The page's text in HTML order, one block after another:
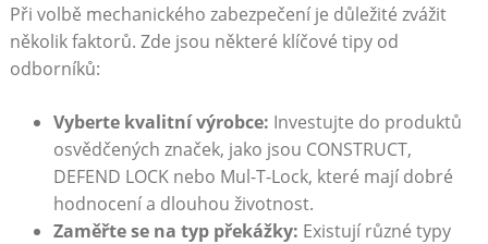
Při volbě mechanického zabezpečení je důležité zvážit
několik faktorů. Zde jsou některé klíčové tipy od
odborníků:
Vyberte kvalitní výrobce: Investujte do produktů
osvědčených značek, jako jsou CONSTRUCT,
DEFEND LOCK nebo Mul-T-Lock, které mají dobré
hodnocení a dlouhou životnost.
Zaměřte se na typ překážky: Existují různé typy